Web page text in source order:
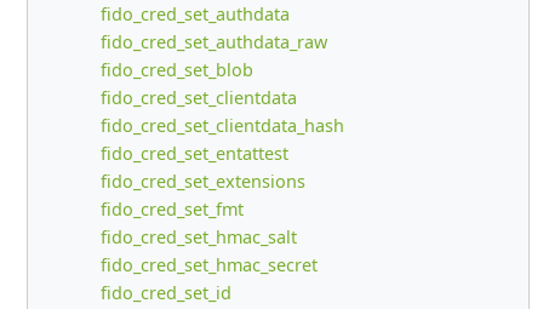
fido_cred_set_authdata
fido_cred_set_authdata_raw
fido_cred_set_blob
fido_cred_set_clientdata
fido_cred_set_clientdata_hash
fido_cred_set_entattest
fido_cred_set_extensions
fido_cred_set_fmt
fido_cred_set_hmac_salt
fido_cred_set_hmac_secret
fido_cred_set_id